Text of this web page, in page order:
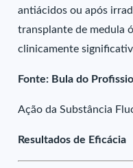
antiácidos ou após
transplante de medula
clinicamente
Fonte: Bula do
Ação da Substância
Resultados de Eficácia